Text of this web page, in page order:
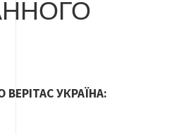
УКРАЇНА: